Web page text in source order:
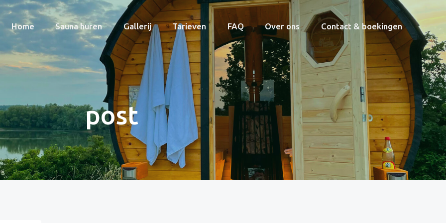
Home Sauna huren Gallerij Tarieven FAQ Over ons Contact & boekingen
post